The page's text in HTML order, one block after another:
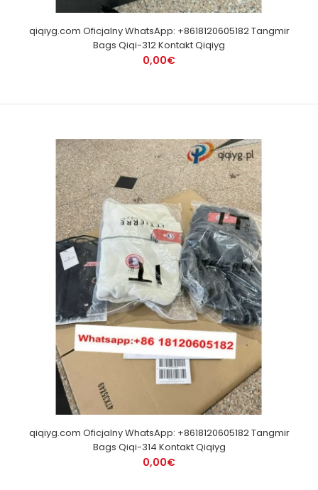
qiqiyg.com Oficjalny WhatsApp: +8618120605182 Tangmir
Bags Qiqi-312 Kontakt Qiqiyg
0,00€
qiqiyg.com Oficjalny WhatsApp: +8618120605182 Tangmir
Bags Qiqi-314 Kontakt Qiqiyg
0,00€